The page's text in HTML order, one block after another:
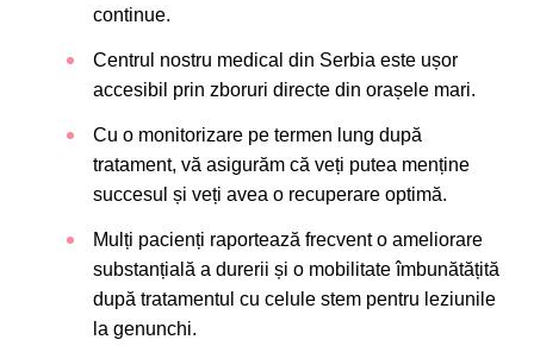
continue.
Centrul nostru medical din Serbia este ușor
accesibil prin zboruri directe din orașele mari.
Cu o monitorizare pe termen lung după
tratament, vă asigurăm că veți putea menține
succesul și veți avea o recuperare optimă.
Mulți pacienți raportează frecvent o ameliorare
substanțială a durerii și o mobilitate îmbunătățită
după tratamentul cu celule stem pentru leziunile
la genunchi.